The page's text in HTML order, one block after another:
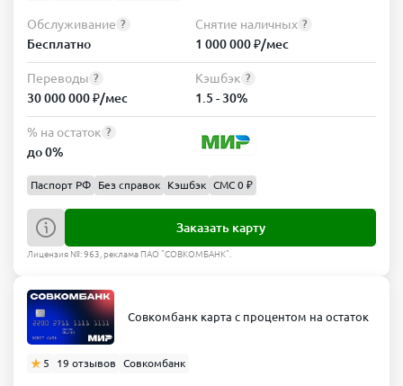
Обслуживание ?
Бесплатно
Снятие наличных ?
1 000 000 ₽/мес
Переводы ?
30 000 000 ₽/мес
Кэшбэк ?
1.5 - 30%
% на остаток ?
до 0%
Паспорт РФ Без справок Кэшбэк СМС 0 ₽
Заказать карту
Лицензия №: 963, реклама ПАО "СОВКОМБАНК".
Совкомбанк карта с процентом на остаток
5 19 отзывов Совкомбанк